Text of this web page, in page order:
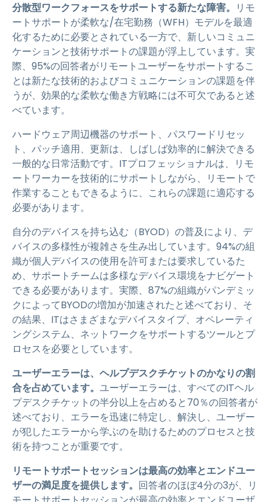
分散型ワークフォースをサポートする新たな障害。 リモ
ートサポートが柔軟な/在宅勤務（WFH）モデルを最適
化するために必要とされている一方で、新しいコミュニ
ケーションと技術サポートの課題が浮上しています。実
際、95%の回答者がリモートユーザーをサポートするこ
とは新たな技術的およびコミュニケーションの課題を伴
うが、効果的な柔軟な働き方戦略には不可欠であると述
べています。
ハードウェア周辺機器のサポート、パスワードリセッ
ト、パッチ適用、更新は、しばしば効率的に解決できる
一般的な日常活動です。ITプロフェッショナルは、リモ
ートワーカーを技術的にサポートしながら、リモートで
作業することもできるように、これらの課題に適応する
必要があります。
自分のデバイスを持ち込む（BYOD）の普及により、デ
バイスの多様性が複雑さを生み出しています。94%の組
織が個人デバイスの使用を許可または要求しているた
め、サポートチームは多様なデバイス環境をナビゲート
できる必要があります。実際、87%の組織がパンデミッ
クによってBYODの増加が加速されたと述べており、そ
の結果、ITはさまざまなデバイスタイプ、オペレーティ
ングシステム、ネットワークをサポートするツールとプ
ロセスを必要としています。
ユーザーエラーは、ヘルプデスクチケットのかなりの割
合を占めています。 ユーザーエラーは、すべてのITヘル
プデスクチケットの半分以上を占めると70％の回答者が
述べており、エラーを迅速に特定し、解決し、ユーザー
が犯したエラーから学ぶのを助けるためのプロセスと技
術を持つことが重要です。
リモートサポートセッションは最高の効率とエンドユー
ザーの満足度を提供します。 回答者のほぼ4分の3が、リ